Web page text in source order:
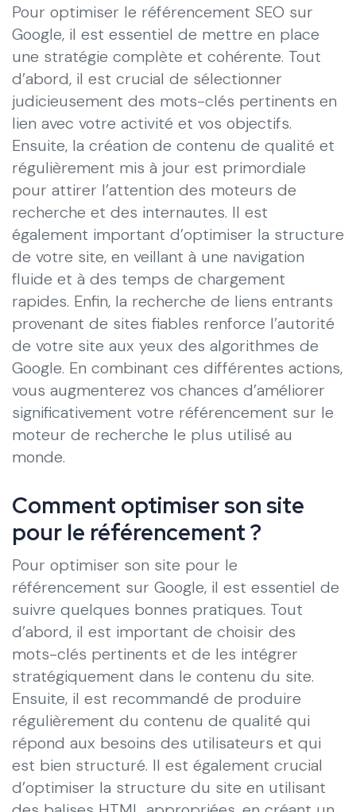
Pour optimiser le référencement SEO sur
Google, il est essentiel de mettre en place
une stratégie complète et cohérente. Tout
d’abord, il est crucial de sélectionner
judicieusement des mots-clés pertinents en
lien avec votre activité et vos objectifs.
Ensuite, la création de contenu de qualité et
régulièrement mis à jour est primordiale
pour attirer l’attention des moteurs de
recherche et des internautes. Il est
également important d’optimiser la structure
de votre site, en veillant à une navigation
fluide et à des temps de chargement
rapides. Enfin, la recherche de liens entrants
provenant de sites fiables renforce l’autorité
de votre site aux yeux des algorithmes de
Google. En combinant ces différentes actions,
vous augmenterez vos chances d’améliorer
significativement votre référencement sur le
moteur de recherche le plus utilisé au
monde.
Comment optimiser son site
pour le référencement ?
Pour optimiser son site pour le
référencement sur Google, il est essentiel de
suivre quelques bonnes pratiques. Tout
d’abord, il est important de choisir des
mots-clés pertinents et de les intégrer
stratégiquement dans le contenu du site.
Ensuite, il est recommandé de produire
régulièrement du contenu de qualité qui
répond aux besoins des utilisateurs et qui
est bien structuré. Il est également crucial
d’optimiser la structure du site en utilisant